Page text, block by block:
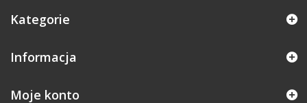
Kategorie
Informacja
Moje konto